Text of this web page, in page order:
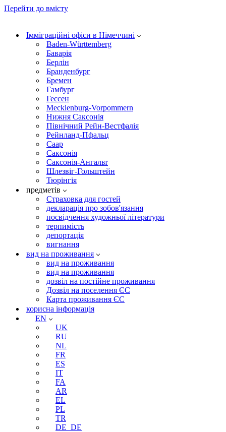
Перейти до вмісту
Імміграційні офіси в Німеччині
Baden-Württemberg
Баварія
Берлін
Бранденбург
Бремен
Гамбург
Гессен
Mecklenburg-Vorpommern
Нижня Саксонія
Північний Рейн-Вестфалія
Рейнланд-Пфальц
Саар
Саксонія
Саксонія-Ангальт
Шлезвіг-Гольштейн
Тюрінгія
предметів
Страховка для гостей
декларація про зобов'язання
посвідчення художньої літератури
терпимість
депортація
вигнання
вид на проживання
вид на проживання
вид на проживання
дозвіл на постійне проживання
Дозвіл на поселення ЄС
Карта проживання ЄС
корисна інформація
EN
UK
RU
NL
FR
ES
IT
FA
AR
EL
PL
TR
DE_DE